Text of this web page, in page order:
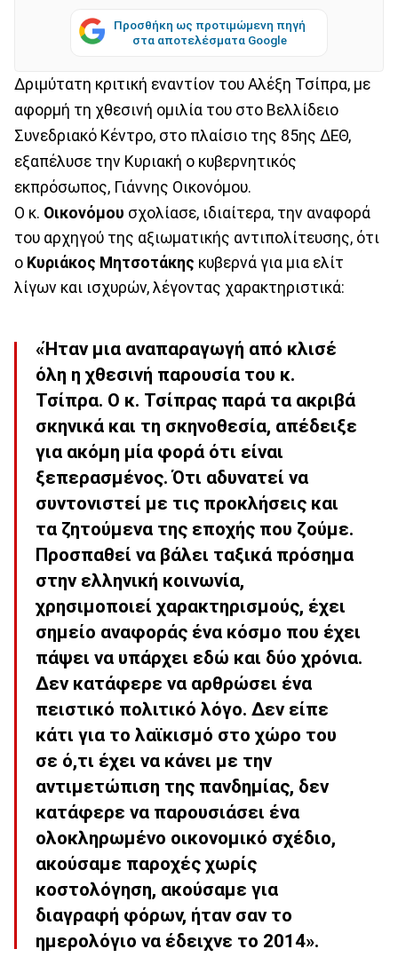
Προσθήκη ως προτιμώμενη πηγή
στα αποτελέσματα Google
Δριμύτατη κριτική εναντίον του Αλέξη Τσίπρα, με
αφορμή τη χθεσινή ομιλία του στο Βελλίδειο
Συνεδριακό Κέντρο, στο πλαίσιο της 85ης ΔΕΘ,
εξαπέλυσε την Κυριακή ο κυβερνητικός
εκπρόσωπος, Γιάννης Οικονόμου.
Ο κ. Οικονόμου σχολίασε, ιδιαίτερα, την αναφορά
του αρχηγού της αξιωματικής αντιπολίτευσης, ότι
ο Κυριάκος Μητσοτάκης κυβερνά για μια ελίτ
λίγων και ισχυρών, λέγοντας χαρακτηριστικά:
«Ήταν μια αναπαραγωγή από κλισέ
όλη η χθεσινή παρουσία του κ.
Τσίπρα. Ο κ. Τσίπρας παρά τα ακριβά
σκηνικά και τη σκηνοθεσία, απέδειξε
για ακόμη μία φορά ότι είναι
ξεπερασμένος. Ότι αδυνατεί να
συντονιστεί με τις προκλήσεις και
τα ζητούμενα της εποχής που ζούμε.
Προσπαθεί να βάλει ταξικά πρόσημα
στην ελληνική κοινωνία,
χρησιμοποιεί χαρακτηρισμούς, έχει
σημείο αναφοράς ένα κόσμο που έχει
πάψει να υπάρχει εδώ και δύο χρόνια.
Δεν κατάφερε να αρθρώσει ένα
πειστικό πολιτικό λόγο. Δεν είπε
κάτι για το λαϊκισμό στο χώρο του
σε ό,τι έχει να κάνει με την
αντιμετώπιση της πανδημίας, δεν
κατάφερε να παρουσιάσει ένα
ολοκληρωμένο οικονομικό σχέδιο,
ακούσαμε παροχές χωρίς
κοστολόγηση, ακούσαμε για
διαγραφή φόρων, ήταν σαν το
ημερολόγιο να έδειχνε το 2014».